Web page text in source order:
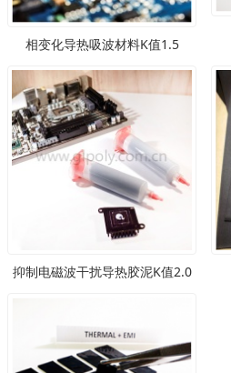
相变化导热吸波材料K值1.5
抑制电磁波干扰导热胶泥K值2.0